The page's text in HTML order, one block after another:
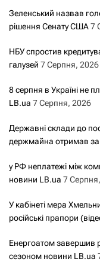
Зеленський назвав
рішення Сенату США7
НБУ спростив
галузей 7 Серпня, 2026
8 серпня в Україні не
LB.ua 7 Серпня, 2026
Державні склади до
держмайна отримав
у РФ неплатежі між
новини LB.ua 7
У кабінеті мера
російські прапори
Енергоатом завершив
сезоном новини LB.ua